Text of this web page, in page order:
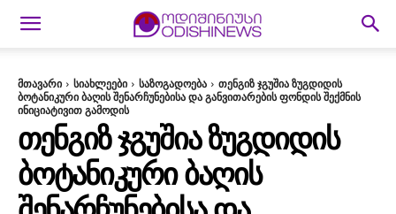
მთავარი სიახლეები საზოგადოება
თენგიზ ჯგუშია ზუგდიდის
ბოტანიკური ბაღის შენარჩუნებისა და განვითარების ფონდის შექმნის
ინიციატივით გამოდის
ᲗᲔᲜᲒᲘᲖ ᲯᲒᲣᲨᲘᲐ ᲖᲣᲒᲓᲘᲓᲘᲡ
ᲑᲝᲢᲐᲜᲘᲙᲣᲠᲘ ᲑᲐᲦᲘᲡ